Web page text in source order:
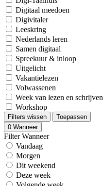
Digitaal meedoen
Digivitaler
Leeskring
Nederlands leren
Samen digitaal
Spreekuur & inloop
Uitgelicht
Vakantielezen
Volwassenen
Week van lezen en schrijven
Workshop
Filters wissen
Toepassen
0 Wanneer
Filter Wanneer
Vandaag
Morgen
Dit weekend
Deze week